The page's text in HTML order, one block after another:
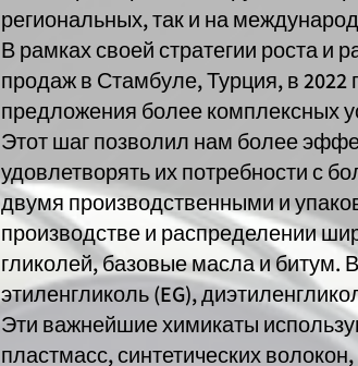
региональных, так и на
В рамках своей стратегии роста
продаж в Стамбуле, Турция, в
предложения более комплексных
Этот шаг позволил нам более
удовлетворять их потребности с
двумя производственными и
производстве и распределении
гликолей, базовые масла и битум.
этиленгликоль (EG),
Эти важнейшие химикаты
пластмасс, синтетических